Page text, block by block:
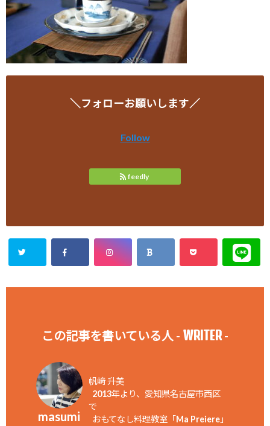
＼フォローお願いします／
Follow
feedly
この記事を書いている人 - WRITER-
masumi
帆﨑 升美
2013年より、愛知県名古屋市西区
で
おもてなし料理教室「Ma Preiere」